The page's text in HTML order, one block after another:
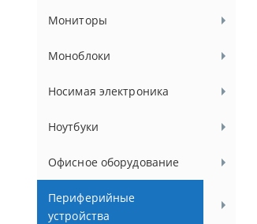
Мониторы
Моноблоки
Носимая электроника
Ноутбуки
Офисное оборудование
Периферийные
устройства